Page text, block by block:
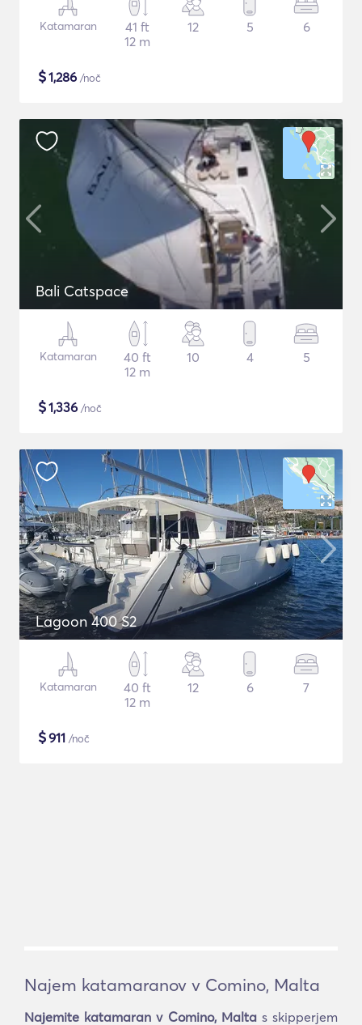
Katamaran
41 ft
12 m
12 5 6
$1,286 /noč
Bali Catspace
Katamaran
40 ft
12 m
10 4 5
$1,336 /noč
Lagoon 400 S2
Katamaran
40 ft
12 m
12 6 7
$911 /noč
Najem katamaranov v Comino, Malta
Najemite katamaran v Comino, Maltas skipperjem